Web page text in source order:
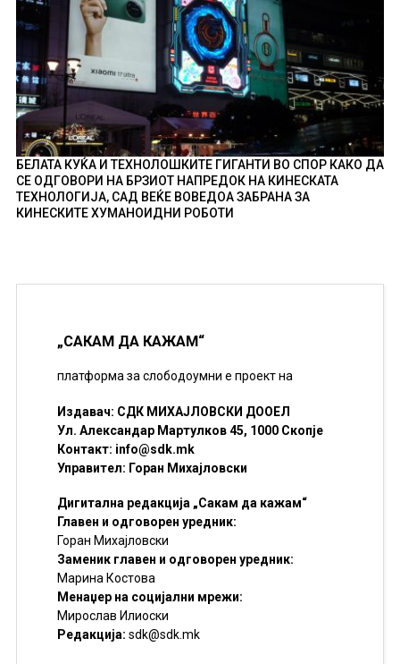
БЕЛАТА КУЌА И ТЕХНОЛОШКИТЕ ГИГАНТИ ВО СПОР КАКО ДА
СЕ ОДГОВОРИ НА БРЗИОТ НАПРЕДОК НА КИНЕСКАТА
ТЕХНОЛОГИЈА, САД ВЕЌЕ ВОВЕДОА ЗАБРАНА ЗА
КИНЕСКИТЕ ХУМАНОИДНИ РОБОТИ
„САКАМ ДА КАЖАМ“
платформа за слободоумни е проект на
Издавач: СДК МИХАЈЛОВСКИ ДООЕЛ
Ул. Александар Мартулков 45, 1000 Скопје
Контакт: info@sdk.mk
Управител: Горан Михајловски
Дигитална редакција „Сакам да кажам“
Главен и одговорен уредник:
Горан Михајловски
Заменик главен и одговорен уредник:
Марина Костова
Менаџер на социјални мрежи:
Мирослав Илиоски
Редакцијa: sdk@sdk.mk